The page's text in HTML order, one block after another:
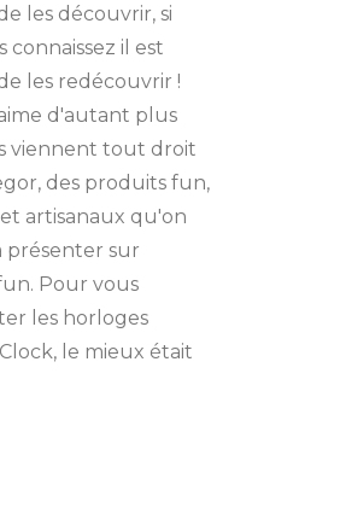
les découvrir, si
connaissez il est
les redécouvrir !
d'autant plus
viennent tout droit
des produits fun,
et artisanaux qu'on
présenter sur
Pour vous
les horloges
le mieux était